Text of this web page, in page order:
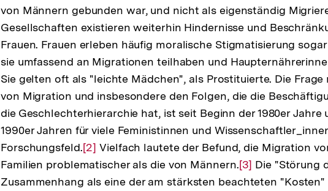
von Männern gebunden war, und nicht als eigenständig
Gesellschaften existieren weiterhin Hindernisse und
Frauen. Frauen erleben häufig moralische Stigmatisierung
sie umfassend an Migrationen teilhaben und
Sie gelten oft als "leichte Mädchen", als Prostituierte. Die
von Migration und insbesondere den Folgen, die die
die Geschlechterhierarchie hat, ist seit Beginn der 1980er Jahre
1990er Jahren für viele Feministinnen und
Forschungsfeld.Zur
Auflösung
der
[2] Vielfach lautete der Befund, die Migration
Familien problematischer als die von Männern.Zur
Auflösung
[3] Die "Störung
Zusammenhang als eine der am stärksten beachteten